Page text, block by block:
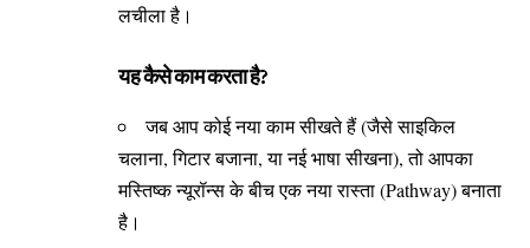
लचीला है।
यह कैसे काम करता है?
जब आप कोई नया काम सीखते हैं (जैसे साइकिल
चलाना, गिटार बजाना, या नई भाषा सीखना), तो आपका
मस्तिष्क न्यूरॉन्स के बीच एक नया रास्ता (Pathway) बनाता
है।